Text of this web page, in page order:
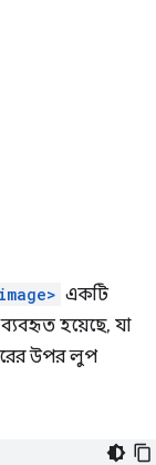
একটি
হয়েছে, যা
উপর লুপ